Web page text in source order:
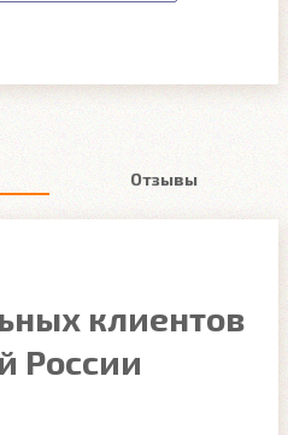
Отзывы
клиентов
России